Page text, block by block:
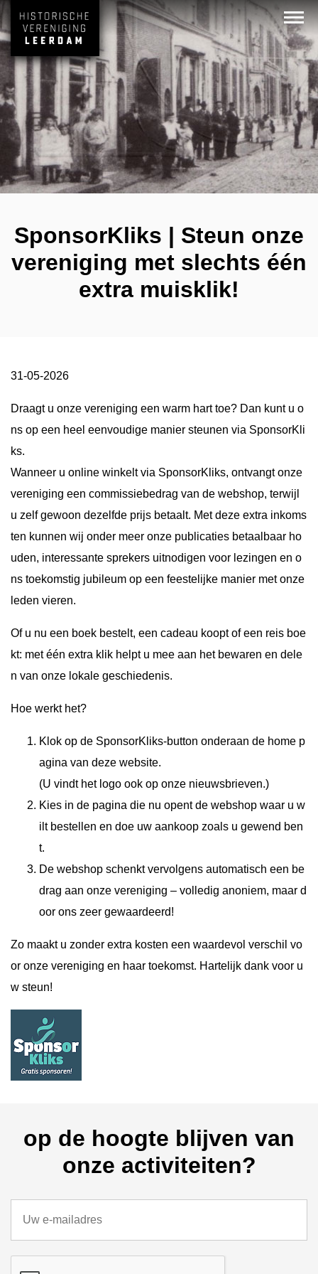
SponsorKliks | Steun onze
vereniging met slechts één
extra muisklik!
31-05-2026
Draagt u onze vereniging een warm hart toe? Dan kunt u o
ns op een heel eenvoudige manier steunen via SponsorKli
ks.
Wanneer u online winkelt via SponsorKliks, ontvangt onze
vereniging een commissiebedrag van de webshop, terwijl
u zelf gewoon dezelfde prijs betaalt. Met deze extra inkoms
ten kunnen wij onder meer onze publicaties betaalbaar ho
uden, interessante sprekers uitnodigen voor lezingen en o
ns toekomstig jubileum op een feestelijke manier met onze
leden vieren.
Of u nu een boek bestelt, een cadeau koopt of een reis boe
kt: met één extra klik helpt u mee aan het bewaren en dele
n van onze lokale geschiedenis.
Hoe werkt het?
Klok op de SponsorKliks-button onderaan de home p
agina van deze website.
(U vindt het logo ook op onze nieuwsbrieven.)
Kies in de pagina die nu opent de webshop waar u w
ilt bestellen en doe uw aankoop zoals u gewend ben
t.
De webshop schenkt vervolgens automatisch een be
drag aan onze vereniging – volledig anoniem, maar d
oor ons zeer gewaardeerd!
Zo maakt u zonder extra kosten een waardevol verschil vo
or onze vereniging en haar toekomst. Hartelijk dank voor u
w steun!
op de hoogte blijven van
onze activiteiten?